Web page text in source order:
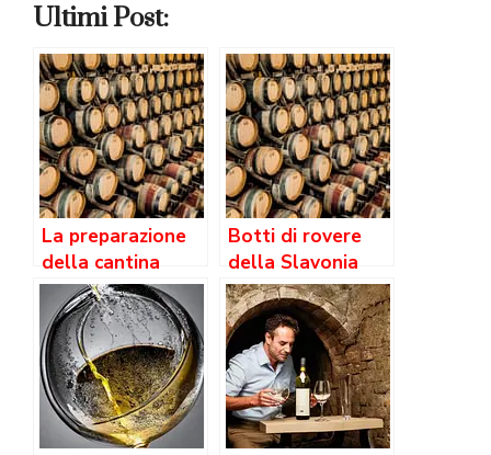
Ultimi Post:
La preparazione
della cantina
Botti di rovere
della Slavonia